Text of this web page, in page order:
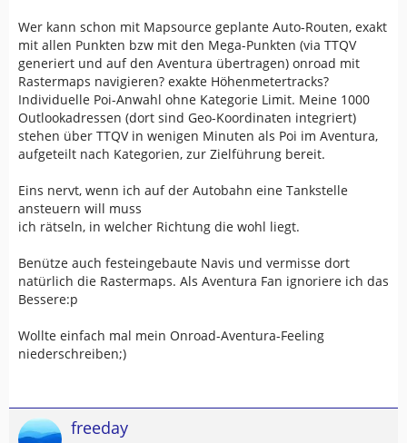
Wer kann schon mit Mapsource geplante Auto-Routen, exakt
mit allen Punkten bzw mit den Mega-Punkten (via TTQV
generiert und auf den Aventura übertragen) onroad mit
Rastermaps navigieren? exakte Höhenmetertracks?
Individuelle Poi-Anwahl ohne Kategorie Limit. Meine 1000
Outlookadressen (dort sind Geo-Koordinaten integriert)
stehen über TTQV in wenigen Minuten als Poi im Aventura,
aufgeteilt nach Kategorien, zur Zielführung bereit.
Eins nervt, wenn ich auf der Autobahn eine Tankstelle
ansteuern will muss
ich rätseln, in welcher Richtung die wohl liegt.
Benütze auch festeingebaute Navis und vermisse dort
natürlich die Rastermaps. Als Aventura Fan ignoriere ich das
Bessere:p
Wollte einfach mal mein Onroad-Aventura-Feeling
niederschreiben;)
freeday